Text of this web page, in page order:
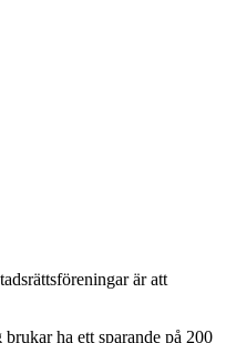
är att
ha ett sparande på 200